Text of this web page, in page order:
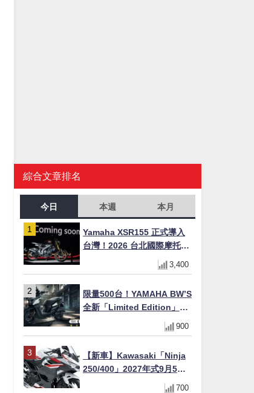
綜合文章排名
今日 本週 本月
Yamaha XSR155 正式導入
台灣！2026 台北國際摩托車
展亮相，70 週年紀念版
YZF-R 系列限量追加販售
3,400
限量500台！YAMAHA BW’S
全新「Limited Edition」都
市探索限定色 GOOPiMADE
聯名包同步登場
900
【新車】Kawasaki「Ninja
250/400」2027年式9月5日
日本發售！新塗裝登場×價格
700